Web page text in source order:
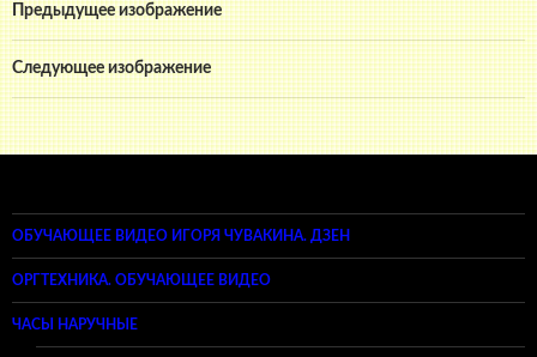
Предыдущее изображение
Следующее изображение
ОБУЧАЮЩЕЕ ВИДЕО ИГОРЯ ЧУВАКИНА. ДЗЕН
ОРГТЕХНИКА. ОБУЧАЮЩЕЕ ВИДЕО
ЧАСЫ НАРУЧНЫЕ